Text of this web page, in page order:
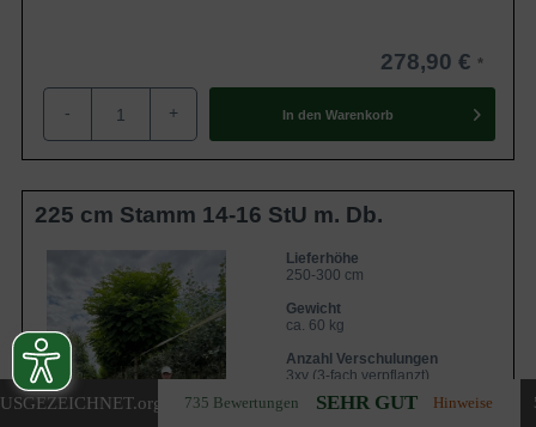
.org 735 Bewertungen SEHR GUT Hinweise
278,90 €
- + In den Warenkorb
225 cm Stamm 14-16 StU m. Db.
Lieferhöhe
250-300 cm
Gewicht
ca. 60 kg
Anzahl Verschulungen
3xv (3-fach verpflanzt)
Lieferbar ab KW43